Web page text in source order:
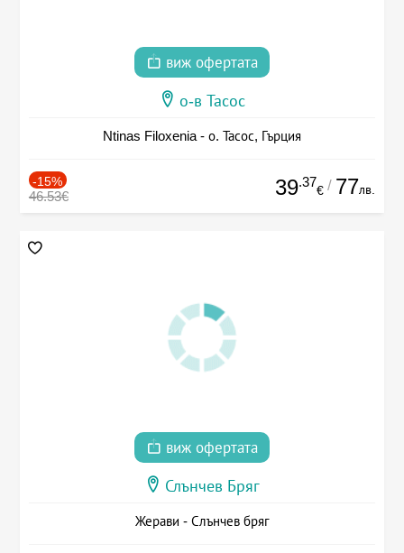
виж офертата
о-в Тасос
Ntinas Filoxenia - о. Тасос, Гърция
-15%
46.53€ 39.37
€ / 77лв.
виж офертата
Слънчев Бряг
Жерави - Слънчев бряг